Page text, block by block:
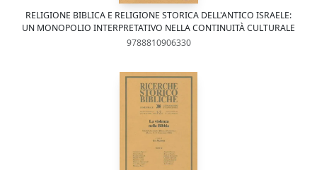
RELIGIONE BIBLICA E RELIGIONE STORICA DELL'ANTICO ISRAELE:
UN MONOPOLIO INTERPRETATIVO NELLA CONTINUITÀ CULTURALE
9788810906330